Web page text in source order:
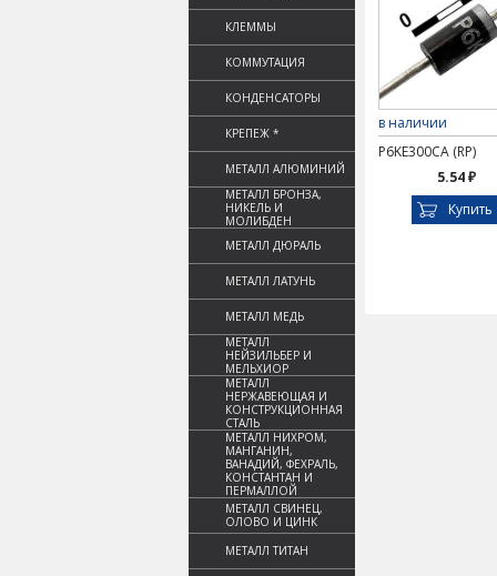
КЛЕММЫ
КОММУТАЦИЯ
КОНДЕНСАТОРЫ
КРЕПЕЖ *
МЕТАЛЛ АЛЮМИНИЙ
МЕТАЛЛ БРОНЗА,
НИКЕЛЬ И
МОЛИБДЕН
МЕТАЛЛ ДЮРАЛЬ
МЕТАЛЛ ЛАТУНЬ
МЕТАЛЛ МЕДЬ
МЕТАЛЛ
НЕЙЗИЛЬБЕР И
МЕЛЬХИОР
МЕТАЛЛ
НЕРЖАВЕЮЩАЯ И
КОНСТРУКЦИОННАЯ
СТАЛЬ
МЕТАЛЛ НИХРОМ,
МАНГАНИН,
ВАНАДИЙ, ФЕХРАЛЬ,
КОНСТАНТАН И
ПЕРМАЛЛОЙ
МЕТАЛЛ СВИНЕЦ,
ОЛОВО И ЦИНК
МЕТАЛЛ ТИТАН
в наличии
P6KE300CA (RP)
5.54 ₽
Купить